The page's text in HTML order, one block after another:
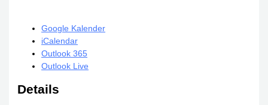
Google Kalender
iCalendar
Outlook 365
Outlook Live
Details